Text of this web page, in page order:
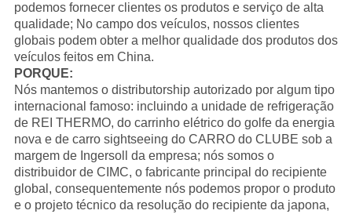
podemos fornecer clientes os produtos e serviço de alta
qualidade; No campo dos veículos, nossos clientes
globais podem obter a melhor qualidade dos produtos dos
veículos feitos em China.
PORQUE:
Nós mantemos o distributorship autorizado por algum tipo
internacional famoso: incluindo a unidade de refrigeração
de REI THERMO, do carrinho elétrico do golfe da energia
nova e de carro sightseeing do CARRO do CLUBE sob a
margem de Ingersoll da empresa; nós somos o
distribuidor de CIMC, o fabricante principal do recipiente
global, consequentemente nós podemos propor o produto
e o projeto técnico da resolução do recipiente da japona,